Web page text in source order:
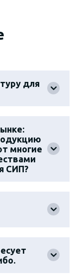
для
многие
СИП?